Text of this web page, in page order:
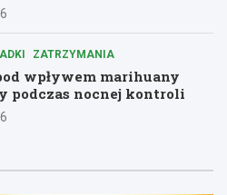
ZATRZYMANIA
wpływem marihuany
podczas nocnej kontroli